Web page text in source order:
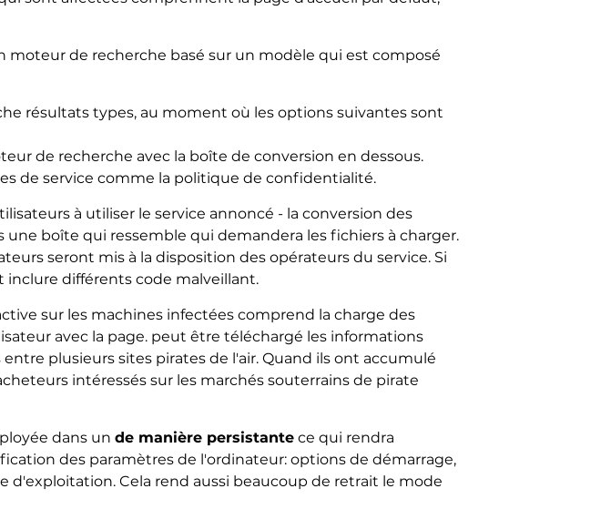
moteur de recherche basé sur un modèle qui est composé
résultats types, au moment où les options suivantes sont
de recherche avec la boîte de conversion en dessous.
de service comme la politique de confidentialité.
à utiliser le service annoncé - la conversion des
boîte qui ressemble qui demandera les fichiers à charger.
seront mis à la disposition des opérateurs du service. Si
différents code malveillant.
sur les machines infectées comprend la charge des
avec la page. peut être téléchargé les informations
plusieurs sites pirates de l'air. Quand ils ont accumulé
intéressés sur les marchés souterrains de pirate
dans un de manière persistante ce qui rendra
des paramètres de l'ordinateur: options de démarrage,
Cela rend aussi beaucoup de retrait le mode